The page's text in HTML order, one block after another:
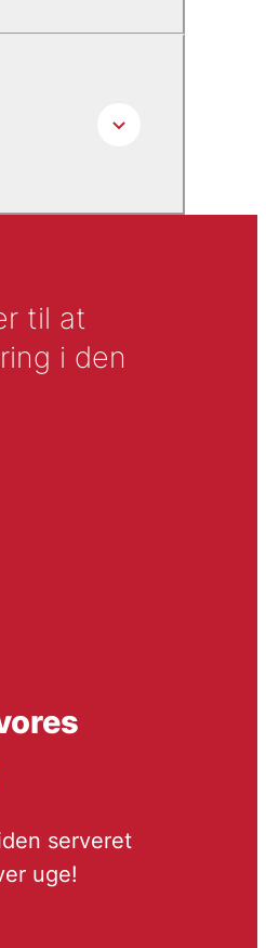
til at
i den
serveret
uge!